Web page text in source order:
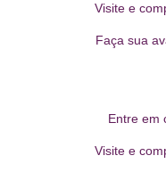
Visite e
Faça sua
Entre em
Visite e